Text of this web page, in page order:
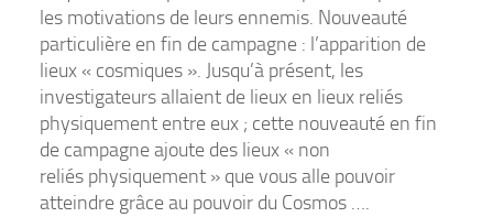
les motivations de leurs ennemis. Nouveauté
particulière en fin de campagne : l’apparition de
lieux « cosmiques ». Jusqu’à présent, les
investigateurs allaient de lieux en lieux reliés
physiquement entre eux ; cette nouveauté en fin
de campagne ajoute des lieux « non
reliés physiquement » que vous alle pouvoir
atteindre grâce au pouvoir du Cosmos ….